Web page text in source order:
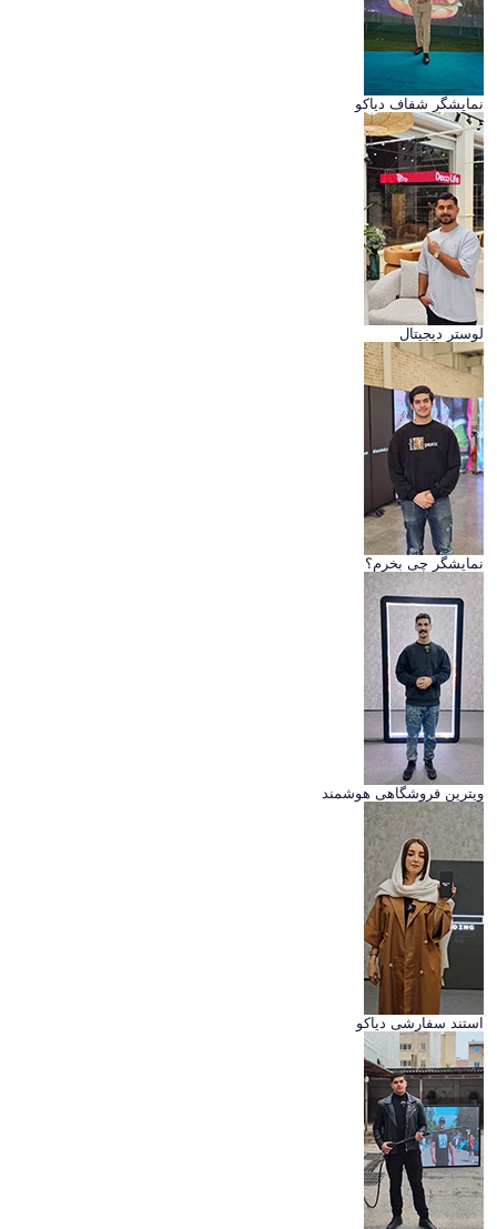
نمایشگر شفاف دیاکو
لوستر دیجیتال
نمایشگر چی بخرم؟
ویترین فروشگاهی هوشمند
استند سفارشی دیاکو